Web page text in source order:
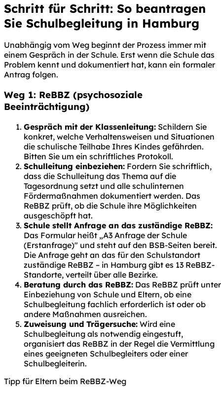
Schritt für Schritt: So beantragen
Sie Schulbegleitung in Hamburg
Unabhängig vom Weg beginnt der Prozess immer mit
einem Gespräch in der Schule. Erst wenn die Schule das
Problem kennt und dokumentiert hat, kann ein formaler
Antrag folgen.
Weg 1: ReBBZ (psychosoziale
Beeinträchtigung)
Gespräch mit der Klassenleitung: Schildern Sie
konkret, welche Verhaltensweisen und Situationen
die schulische Teilhabe Ihres Kindes gefährden.
Bitten Sie um ein schriftliches Protokoll.
Schulleitung einbeziehen: Fordern Sie schriftlich,
dass die Schulleitung das Thema auf die
Tagesordnung setzt und alle schulinternen
Fördermaßnahmen dokumentiert werden. Das
ReBBZ prüft, ob die Schule ihre Möglichkeiten
ausgeschöpft hat.
Schule stellt Anfrage an das zuständige ReBBZ:
Das Formular heißt „A3 Anfrage der Schule
(Erstanfrage)" und steht auf den BSB-Seiten bereit.
Die Anfrage geht an das für den Schulstandort
zuständige ReBBZ – in Hamburg gibt es 13 ReBBZ-
Standorte, verteilt über alle Bezirke.
Beratung durch das ReBBZ: Das ReBBZ prüft unter
Einbeziehung von Schule und Eltern, ob eine
Schulbegleitung fachlich erforderlich ist oder ob
andere Maßnahmen ausreichen.
Zuweisung und Trägersuche: Wird eine
Schulbegleitung als notwendig eingestuft,
organisiert das ReBBZ in der Regel die Vermittlung
eines geeigneten Schulbegleiters oder einer
Schulbegleiterin.
Tipp für Eltern beim ReBBZ-Weg